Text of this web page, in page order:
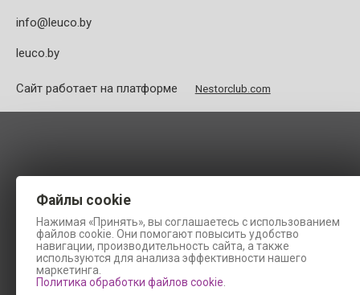
info@leuco.by
leuco.by
Сайт работает на платформе Nestorclub.com
Файлы cookie
Нажимая «Принять», вы соглашаетесь с использованием
файлов cookie. Они помогают повысить удобство
навигации, производительность сайта, а также
используются для анализа эффективности нашего
маркетинга.
Политика обработки файлов cookie